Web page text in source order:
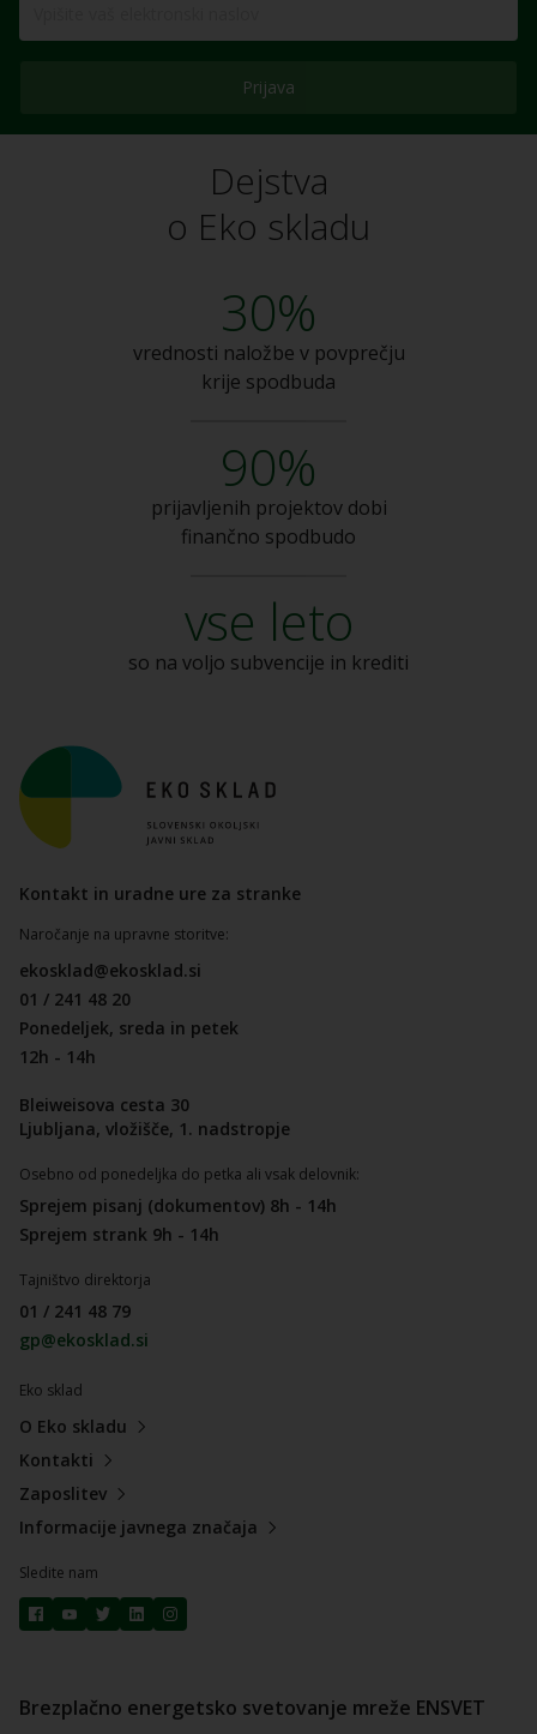
Prijava
Dejstva
o Eko skladu
30%
vrednosti naložbe v povprečju
krije spodbuda
90%
prijavljenih projektov dobi
finančno spodbudo
vse leto
so na voljo subvencije in krediti
Kontakt in uradne ure za stranke
Naročanje na upravne storitve:
ekosklad@ekosklad.si
01 / 241 48 20
Ponedeljek, sreda in petek
12h - 14h
Bleiweisova cesta 30
Ljubljana, vložišče, 1. nadstropje
Osebno od ponedeljka do petka ali vsak delovnik:
Sprejem pisanj (dokumentov) 8h - 14h
Sprejem strank 9h - 14h
Tajništvo direktorja
01 / 241 48 79
gp@ekosklad.si
Eko sklad
O Eko skladu
Kontakti
Zaposlitev
Informacije javnega značaja
Sledite nam
Brezplačno energetsko svetovanje mreže ENSVET